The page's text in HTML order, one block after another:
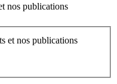
nos publications
et nos publications